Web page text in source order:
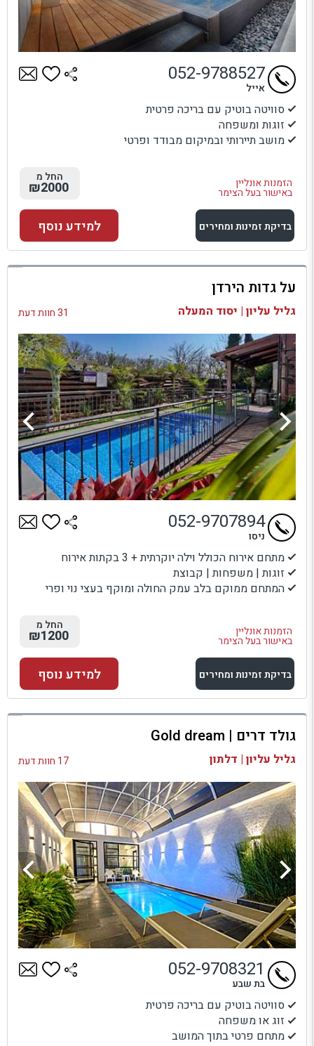
סוויטה בוטיק עם בריכה פרטית
זוגות ומשפחה
מושב תיירותי ובמיקום מבודד ופרטי
הזמנות אונליין
באישור בעל הצימר
052-9788527
אייל
החל מ
₪2000
בדיקת זמינות ומחירים
למתחם זה
בדיקת זמינות ומחירים
למידע נוסף
על גדות הירדן
גליל עליון | יסוד המעלה 31 חוות דעת
מתחם אירוח הכולל וילה יוקרתית + 3 בקתות אירוח
זוגות | משפחות | קבוצת
המתחם ממוקם בלב עמק החולה ומוקף בעצי נוי ופרי
הזמנות אונליין
באישור בעל הצימר
052-9707894
ניסו
החל מ
₪1200
בדיקת זמינות ומחירים
למתחם זה
בדיקת זמינות ומחירים
למידע נוסף
גולד דרים | Gold dream
גליל עליון | דלתון 17 חוות דעת
סוויטה בוטיק עם בריכה פרטית
זוג או משפחה
מתחם פרטי בתוך המושב
052-9708321
בת שבע